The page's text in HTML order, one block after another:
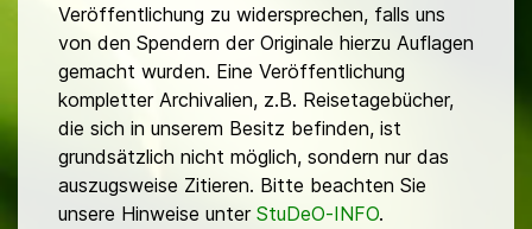
Veröffentlichung zu widersprechen, falls uns
von den Spendern der Originale hierzu Auflagen
gemacht wurden. Eine Veröffentlichung
kompletter Archivalien, z.B. Reisetagebücher,
die sich in unserem Besitz befinden, ist
grundsätzlich nicht möglich, sondern nur das
auszugsweise Zitieren. Bitte beachten Sie
unsere Hinweise unter StuDeO-INFO.